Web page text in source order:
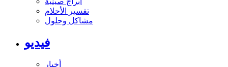
تفسير الأحلام
مشاكل وحلول
فيديو
أخبار